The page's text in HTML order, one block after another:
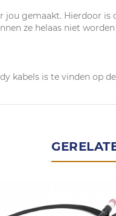
jou gemaakt. Hierdoor
ze helaas niet
kabels is te vinden op de